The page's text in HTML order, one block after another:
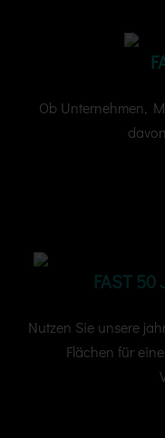
Ob Unternehmen,
FAST 50
Nutzen Sie unsere
Flächen für